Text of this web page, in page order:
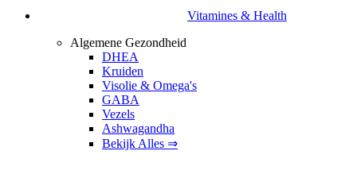
Vitamines & Health
Algemene Gezondheid
DHEA
Kruiden
Visolie & Omega's
GABA
Vezels
Ashwagandha
Bekijk Alles ⇒